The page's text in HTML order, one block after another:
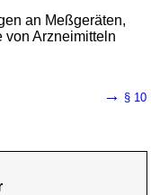
an Meßgeräten,
von Arzneimitteln
→ § 10